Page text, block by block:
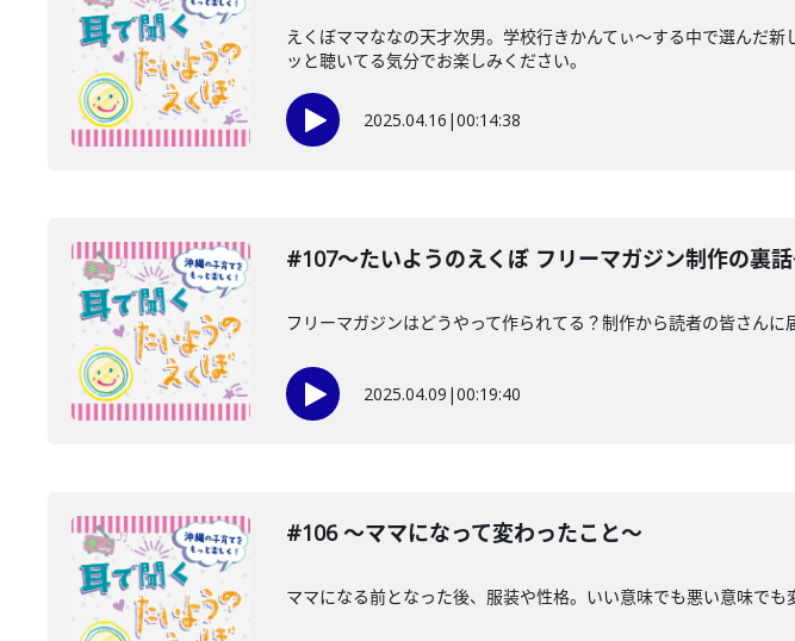
えくぼママななの天才次男。学校行きかんてぃ〜する中で選んだ
ッと聴いてる気分でお楽しみください。
2025.04.16 |00:14:38
#107〜たいようのえくぼ フリーマガジン制作の裏
フリーマガジンはどうやって作られてる？制作から読者の皆さん
2025.04.09 |00:19:40
#106 〜ママになって変わったこと〜
ママになる前となった後、服装や性格。いい意味でも悪い意味で